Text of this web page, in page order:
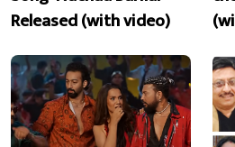
Released (with video)